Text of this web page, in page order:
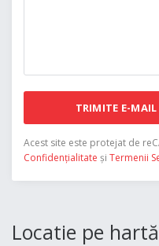
TRIMITE E-MAIL
Acest site este protejat de
Confidențialitate și Termenii
Locatie pe hartă